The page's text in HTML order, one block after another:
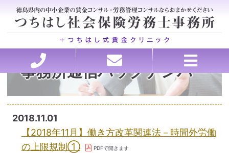
ホーム
労務の処方箋
ごあいさつ
理念・行動指針
お客様の声
事務所概要
アクセス
料金
セミナー講師承ります
お問い合わせ
事務所通信バックナンバー
2018.11.01
【2018年11月】働き方改革関連法－時間外労働
の上限規制①